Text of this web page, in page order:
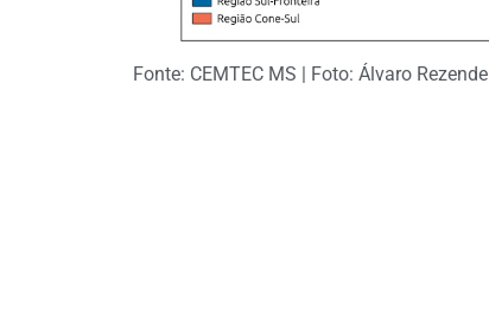
Fonte: CEMTEC MS | Foto: Álvaro Rezende